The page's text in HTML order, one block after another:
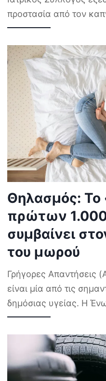
προστασία από τον
Θηλασμός:
πρώτων
συμβαίνει
του μωρού
Γρήγορες Απαντήσεις
είναι μία από τις
δημόσιας υγείας. Η